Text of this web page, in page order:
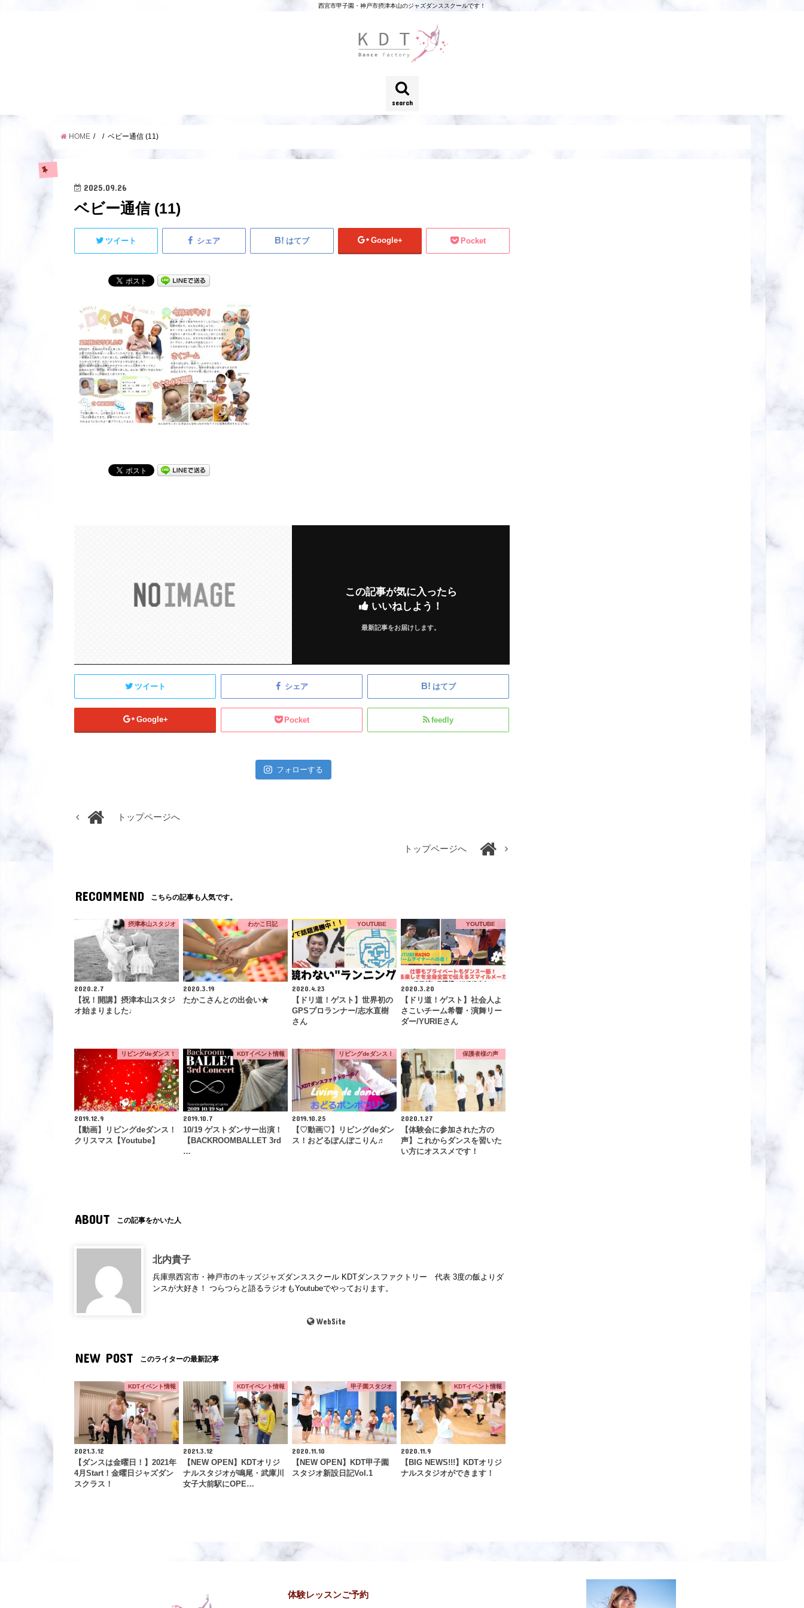
西宮市甲子園・神戸市摂津本山のジャズダンススクールです！
search
HOME ベビー通信 (11)
2025.09.26
ベビー通信 (11)
ツイート シェア はてブ Google+ Pocket
この記事が気に入ったら
いいねしよう！
最新記事をお届けします。
ツイート シェア はてブ
Google+ Pocket feedly
フォローする
トップページへ
トップページへ
RECOMMEND こちらの記事も人気です。
摂津本山スタジオ
2020.2.7
【祝！開講】摂津本山スタジ
オ始まりました♩
わかこ日記
2020.3.19
たかこさんとの出会い★
YOUTUBE
2020.4.23
【ドリ道！ゲスト】世界初の
GPSプロランナー/志水直樹
さん
YOUTUBE
2020.3.20
【ドリ道！ゲスト】社会人よ
さこいチーム希響・演舞リー
ダー/YURIEさん
リビングdeダンス！
2019.12.9
【動画】リビングdeダンス！
クリスマス【Youtube】
KDTイベント情報
2019.10.7
10/19 ゲストダンサー出演！
【BACKROOMBALLET 3rd
…
リビングdeダンス！
2019.10.25
【♡動画♡】リビングdeダン
ス！おどるぽんぽこりん♬
保護者様の声
2020.1.27
【体験会に参加された方の
声】これからダンスを習いた
い方にオススメです！
ABOUT この記事をかいた人
北内貴子
兵庫県西宮市・神戸市のキッズジャズダンススクール KDTダンスファクトリー 代表 3度の飯よりダ
ンスが大好き！ つらつらと語るラジオもYoutubeでやっております。
WebSite
NEW POST このライターの最新記事
KDTイベント情報
2021.3.12
【ダンスは金曜日！】2021年
4月Start！金曜日ジャズダン
スクラス！
KDTイベント情報
2021.3.12
【NEW OPEN】KDTオリジ
ナルスタジオが鳴尾・武庫川
女子大前駅にOPE…
甲子園スタジオ
2020.11.10
【NEW OPEN】KDT甲子園
スタジオ新設日記Vol.1
KDTイベント情報
2020.11.9
【BIG NEWS!!!】KDTオリジ
ナルスタジオができます！
体験レッスンご予約